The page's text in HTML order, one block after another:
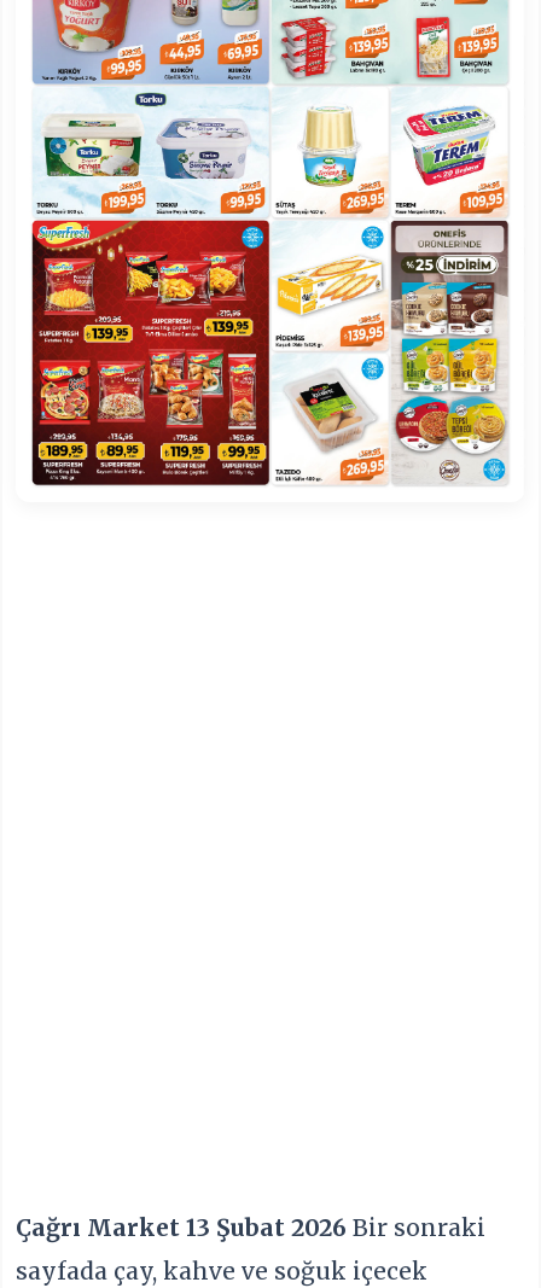
Çağrı Market 13 Şubat 2026Bir sonraki
sayfada çay, kahve ve soğuk içecek